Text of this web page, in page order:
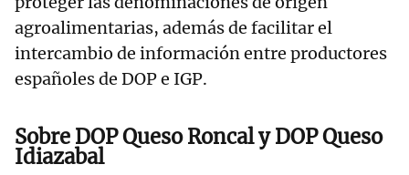
agroalimentarias, además de facilitar el
intercambio de información entre productores
españoles de DOP e IGP.
Sobre DOP Queso Roncal y DOP Queso
Idiazabal